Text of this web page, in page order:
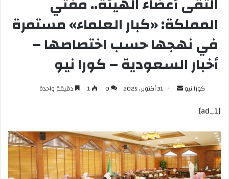
المملكة: «كبار العلماء» مستمرة
في نهجها حسب اختصاصها –
أخبار السعودية – كورا نيو
كورا نيو
أرسل 31 أكتوبر، 2025 0
1 دقيقة واحدة
[ad_1]